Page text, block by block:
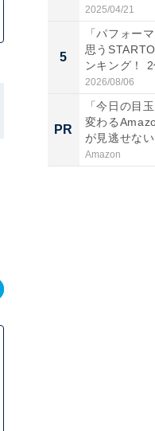
2025/04/21
5
「パフォー
思う
ンキング！
2026/08/06
PR
「今日の目
変わる
が見逃せない
Amazon